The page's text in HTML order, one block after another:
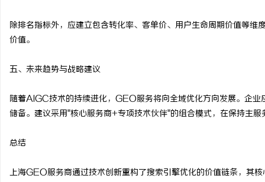
除排名指标外，应建立包含转化率、客单价、用户生命周期价值等
价值。
五、未来趋势与战略建议
随着AIGC技术的持续进化，GEO服务将向全域优化方向发展。企
储备。建议采用"核心服务商+专项技术伙伴"的组合模式，在保持主
总结
上海GEO服务商通过技术创新重构了搜索引擎优化的价值链条，其